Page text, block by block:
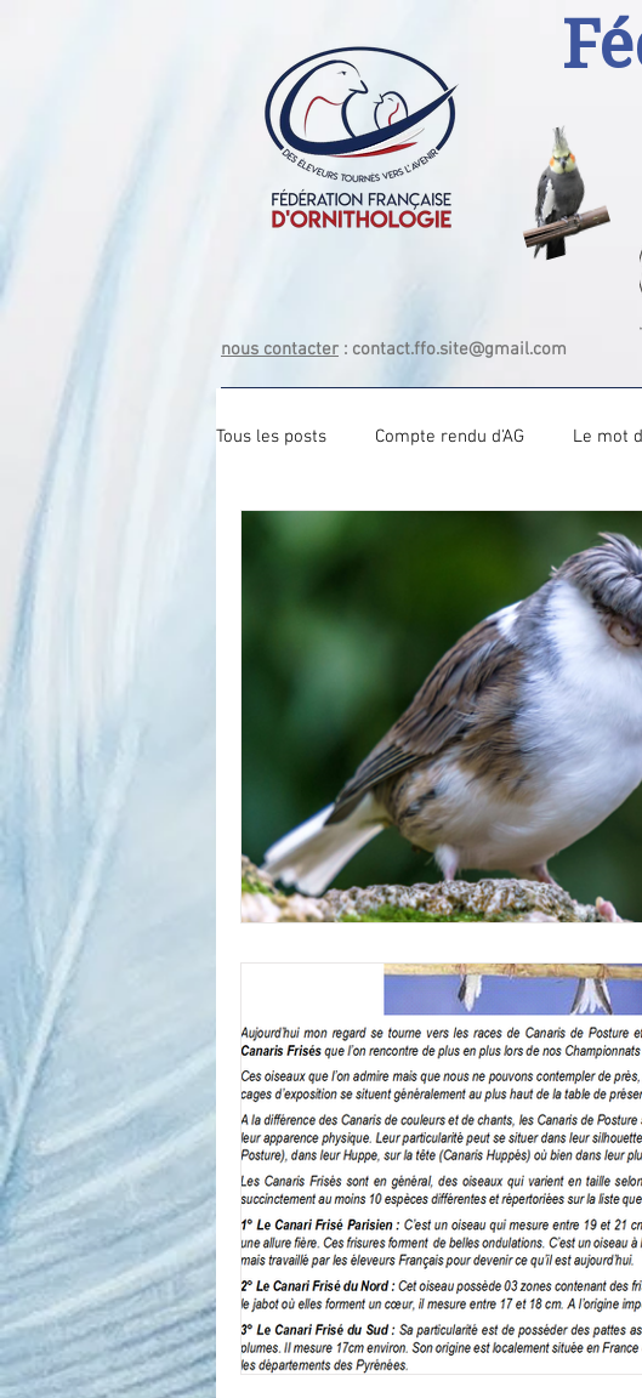
nous contacter : contact.ffo.site@gmail.com
Tous les posts Compte rendu d'AG Le mot
Com tech Exotique Bec crochu Com Tech
Com Tech Faune européenne Conseils
Conseils d'élevage canari chant Conseils
Conseils d'élevage faune européenne
Nouveautés Nos juges Protection